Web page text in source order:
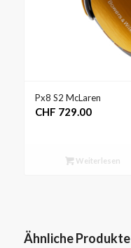
Px8 S2 McLaren
CHF 729.00
Weiterlesen
Ähnliche Produkte